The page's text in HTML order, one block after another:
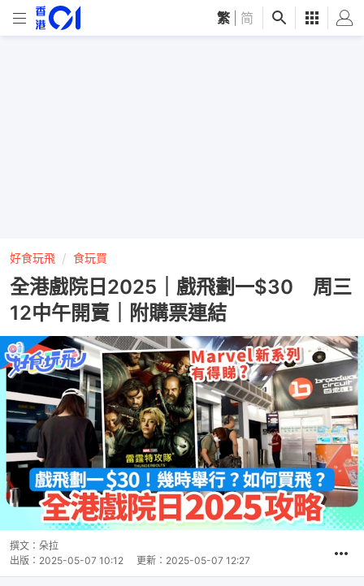
繁 简
好食玩飛 食玩買
全港戲院日2025｜戲飛劃一$30 周三
12中午開賣｜附購票連結
撰文： 朵拉
出版： 2025-05-07 10:12 更新： 2025-05-07 12:27